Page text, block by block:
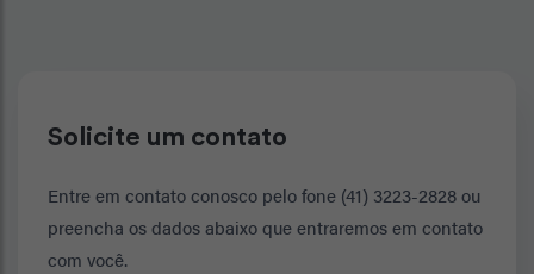
Solicite um contato
Entre em contato conosco pelo fone (41) 3223-2828 ou
preencha os dados abaixo que entraremos em contato
com você.